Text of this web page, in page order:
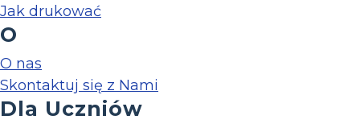
Jak drukować
O
O nas
Skontaktuj się z Nami
Dla Uczniów